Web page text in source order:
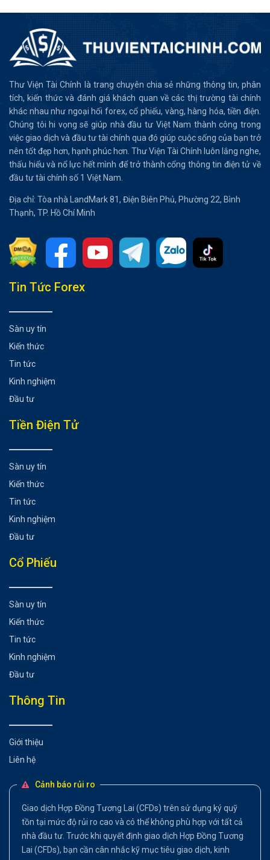
Thư Viện Tài Chính là trang chuyên chia sẻ những thông tin, phân
tích, kiến thức và đánh giá khách quan về các thị trường tài chính
khác nhau như ngoại hối forex, cổ phiếu, vàng, hàng hóa, tiền điện.
Chúng tôi hi vọng sẽ giúp nhà đầu tư Việt Nam thành công trong
việc giao dịch và đầu tư tài chính qua đó giúp cuộc sống của bạn trở
nên tốt đẹp hơn, hạnh phúc hơn. Thư Viện Tài Chính luôn lắng nghe,
thấu hiểu và nổ lực hết mình để trở thành cổng thông tin điện tử về
đầu tư tài chính số 1 Việt Nam.
Địa chỉ: Tòa nhà LandMark 81, Điện Biên Phủ, Phường 22, Bình
Thạnh, TP. Hồ Chí Minh
Tổng hợp bài viết
Đối với đồng tiền ETH
Đối với các dự án Layer 2
Có thể bạn chưa biết
Tin Tức Forex
Sàn uy tín
Kiến thức
Tin tức
Kinh nghiệm
Đầu tư
Tiền Điện Tử
Sàn uy tín
Kiến thức
Tin tức
Kinh nghiệm
Đầu tư
Cổ Phiếu
Sàn uy tín
Kiến thức
Tin tức
Kinh nghiệm
Đầu tư
Thông Tin
Giới thiệu
Liên hệ
Cảnh báo rủi ro
Giao dịch Hợp Đồng Tương Lai (CFDs) trên sử dụng ký quỹ
tồn tại mức độ rủi ro cao và có thể không phù hợp với tất cả
nhà đầu tư. Trước khi quyết định giao dịch Hợp Đồng Tương
Lai (CFDs), bạn cần cân nhắc kỹ mục tiêu giao dịch, kinh